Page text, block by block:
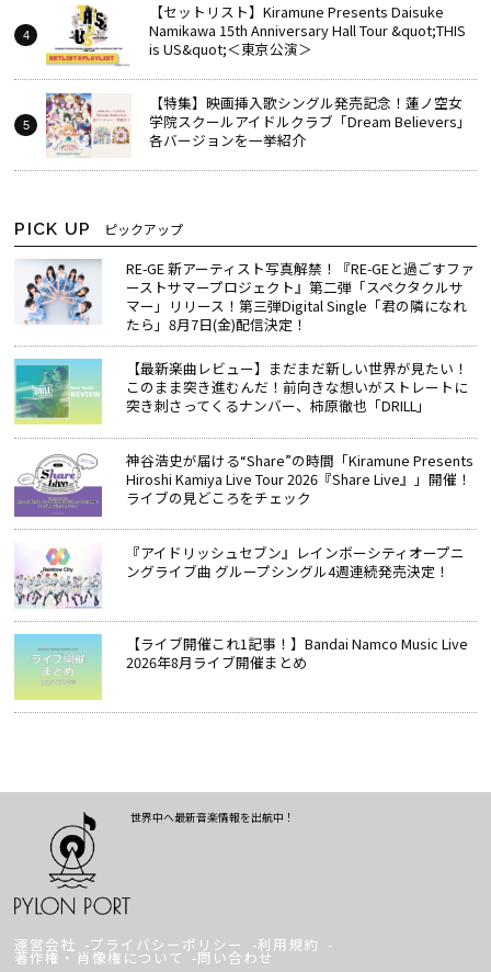
【セットリスト】Kiramune Presents Daisuke
Namikawa 15th Anniversary Hall Tour &quot;THIS
is US&quot;＜東京公演＞
【特集】映画挿入歌シングル発売記念！蓮ノ空女
学院スクールアイドルクラブ「Dream Believers」
各バージョンを一挙紹介
PICK UP ピックアップ
RE-GE 新アーティスト写真解禁！『RE-GEと過ごすファ
ーストサマープロジェクト』第二弾「スペクタクルサ
マー」リリース！第三弾Digital Single「君の隣になれ
たら」8月7日(金)配信決定！
【最新楽曲レビュー】まだまだ新しい世界が見たい！
このまま突き進むんだ！前向きな想いがストレートに
突き刺さってくるナンバー、柿原徹也「DRILL」
神谷浩史が届ける“Share”の時間――「Kiramune Presents
Hiroshi Kamiya Live Tour 2026『Share Live』」開催！
ライブの見どころをチェック
『アイドリッシュセブン』レインボーシティオープニ
ングライブ曲 グループシングル4週連続発売決定！
【ライブ開催これ1記事！】Bandai Namco Music Live
2026年8月ライブ開催まとめ
世界中へ最新音楽情報を出航中！
運営会社 プライバシーポリシー 利用規約
著作権・肖像権について 問い合わせ